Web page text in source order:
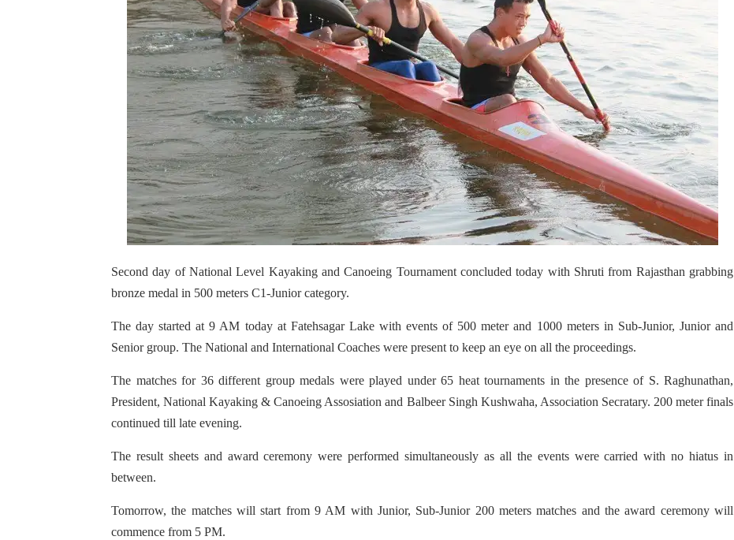
Second day of National Level Kayaking and Canoeing Tournament concluded today with Shruti from Rajasthan grabbing
bronze medal in 500 meters C1-Junior category.
The day started at 9 AM today at Fatehsagar Lake with events of 500 meter and 1000 meters in Sub-Junior, Junior and
Senior group. The National and International Coaches were present to keep an eye on all the proceedings.
The matches for 36 different group medals were played under 65 heat tournaments in the presence of S. Raghunathan,
President, National Kayaking & Canoeing Assosiation and Balbeer Singh Kushwaha, Association Secratary. 200 meter finals
continued till late evening.
The result sheets and award ceremony were performed simultaneously as all the events were carried with no hiatus in
between.
Tomorrow, the matches will start from 9 AM with Junior, Sub-Junior 200 meters matches and the award ceremony will
commence from 5 PM.